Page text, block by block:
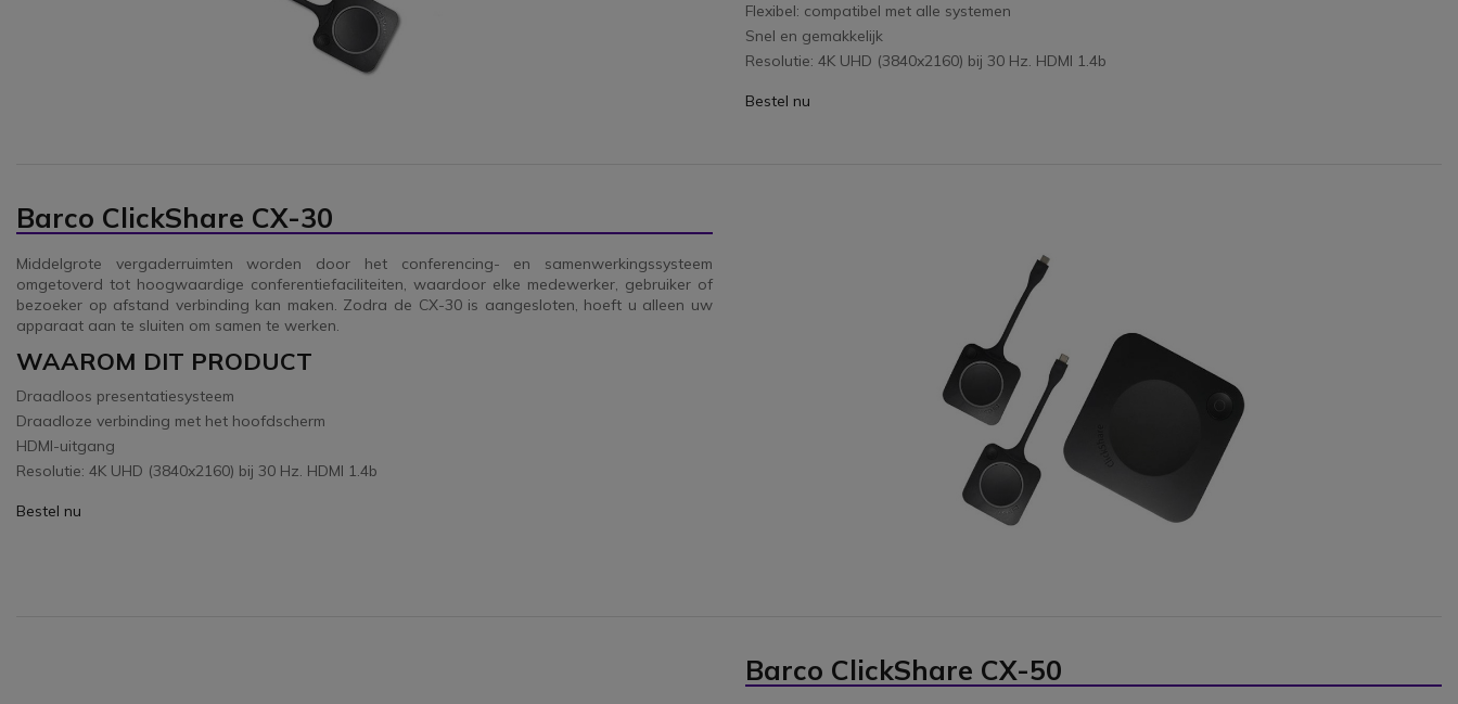
Flexibel: compatibel met alle systemen
Snel en gemakkelijk
Resolutie: 4K UHD (3840x2160) bij 30 Hz. HDMI 1.4b
Bestel nu
Barco ClickShare CX-30
Middelgrote vergaderruimten worden door het conferencing- en samenwerkingssysteem
omgetoverd tot hoogwaardige conferentiefaciliteiten, waardoor elke medewerker, gebruiker of
bezoeker op afstand verbinding kan maken. Zodra de CX-30 is aangesloten, hoeft u alleen uw
apparaat aan te sluiten om samen te werken.
WAAROM DIT PRODUCT
Draadloos presentatiesysteem
Draadloze verbinding met het hoofdscherm
HDMI-uitgang
Resolutie: 4K UHD (3840x2160) bij 30 Hz. HDMI 1.4b
Bestel nu
Barco ClickShare CX-50